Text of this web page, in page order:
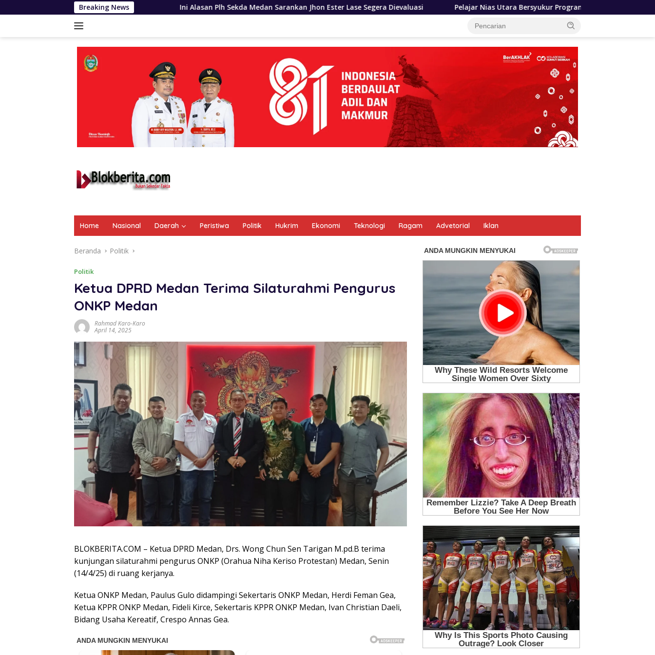
ke
Breaking NewsIni Alasan Plh Sekda Medan Sarankan Jhon Ester Lase Segera Dievaluasi Pelajar Nias Utara Bersyukur Program Sekolah Gratis Gubernur Bobby
Home Nasional Daerah Peristiwa Politik Hukrim Ekonomi Teknologi Ragam Advetorial Iklan
Beranda Politik
Politik
Ketua DPRD Medan Terima Silaturahmi Pengurus
ONKP Medan
Rahmad Karo-Karo
April 14, 2025
BLOKBERITA.COM – Ketua DPRD Medan, Drs. Wong Chun Sen Tarigan M.pd.B terima
kunjungan silaturahmi pengurus ONKP (Orahua Niha Keriso Protestan) Medan, Senin
(14/4/25) di ruang kerjanya.
Ketua ONKP Medan, Paulus Gulo didampingi Sekertaris ONKP Medan, Herdi Feman Gea,
Ketua KPPR ONKP Medan, Fideli Kirce, Sekertaris KPPR ONKP Medan, Ivan Christian Daeli,
Bidang Usaha Kereatif, Crespo Annas Gea.